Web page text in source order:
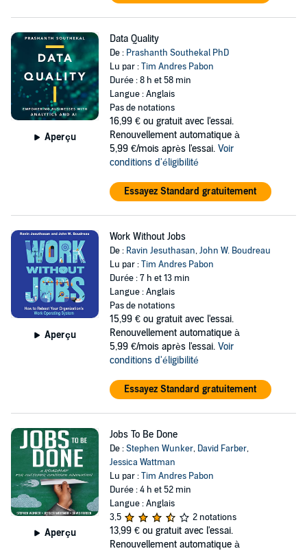
Aperçu
Data Quality
De : Prashanth Southekal PhD
Lu par :Tim Andres Pabon
Durée : 8 h et 58 min
Langue : Anglais
Pas de notations
16,99 € ou gratuit avec l'essai.
Renouvellement automatique à
5,99 €/mois après l'essai. Voir
conditions d'éligibilité
Essayez Standard gratuitement
Aperçu
Work Without Jobs
De : Ravin Jesuthasan,John W. Boudreau
Lu par :Tim Andres Pabon
Durée : 7 h et 13 min
Langue : Anglais
Pas de notations
15,99 € ou gratuit avec l'essai.
Renouvellement automatique à
5,99 €/mois après l'essai. Voir
conditions d'éligibilité
Essayez Standard gratuitement
Aperçu
Jobs To Be Done
De :Stephen Wunker, David Farber,
Jessica Wattman
Lu par :Tim Andres Pabon
Durée : 4 h et 52 min
Langue : Anglais
3,5
2 notations
13,99 € ou gratuit avec l'essai.
Renouvellement automatique à